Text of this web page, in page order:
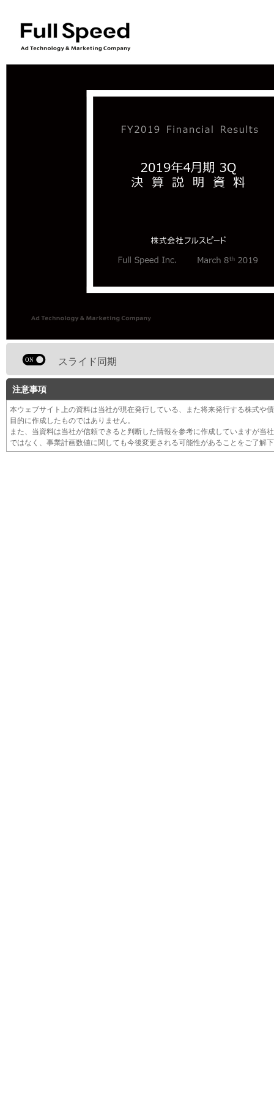
スライド同期
注意事項
本ウェブサイト上の資料は当社が現在発行している、また将来発行する株式や
目的に作成したものではありません。
また、当資料は当社が信頼できると判断した情報を参考に作成していますが当
ではなく、事業計画数値に関しても今後変更される可能性があることをご了解